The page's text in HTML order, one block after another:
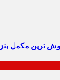
ترین مکمل